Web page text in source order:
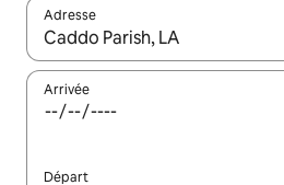
Adresse
Lorsque les résultats s'affichent,
Arrivée
Départ